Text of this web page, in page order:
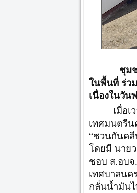
ชุมชนบ้า
ในพื้นที่ ร่ว
เนื่องในวัน
เมื่อ
เทศมนตรีน
“ชวนกันคลี
โดยมี นาย
ชอบ ส.อบจ
เทศบาลนค
กลั่นน้ำมัน